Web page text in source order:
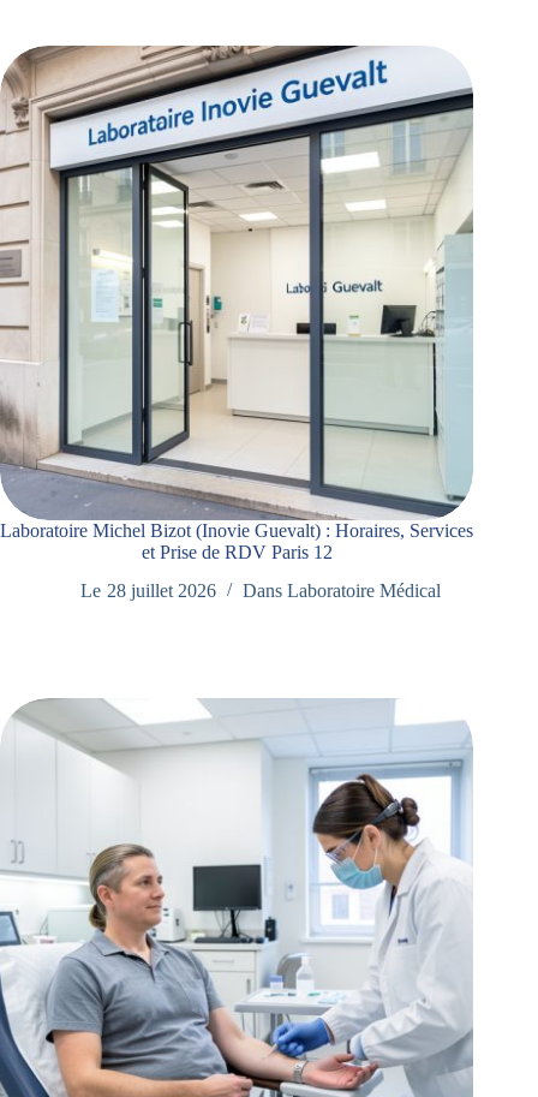
Laboratoire Michel Bizot (Inovie Guevalt) : Horaires, Services
et Prise de RDV Paris 12
Le 28 juillet 2026 Dans Laboratoire Médical